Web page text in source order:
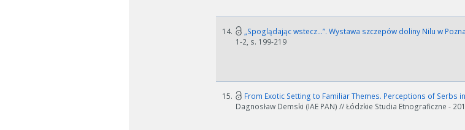
14. „Spoglądając wstecz…”. Wystawa szczepów doliny Nilu w
1-2, s. 199-219
15. From Exotic Setting to Familiar Themes. Perceptions of Serbs
Dagnosław Demski (IAE PAN) // Łódzkie Studia Etnograficzne -